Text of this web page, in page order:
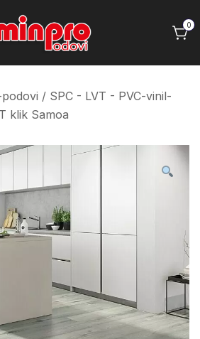
podovi
0
/ SPC - LVT - PVC-vinil-
klik Samoa